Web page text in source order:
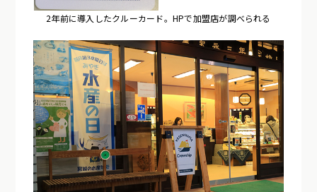
2年前に導入したクルーカード。HPで加盟店が調べられる